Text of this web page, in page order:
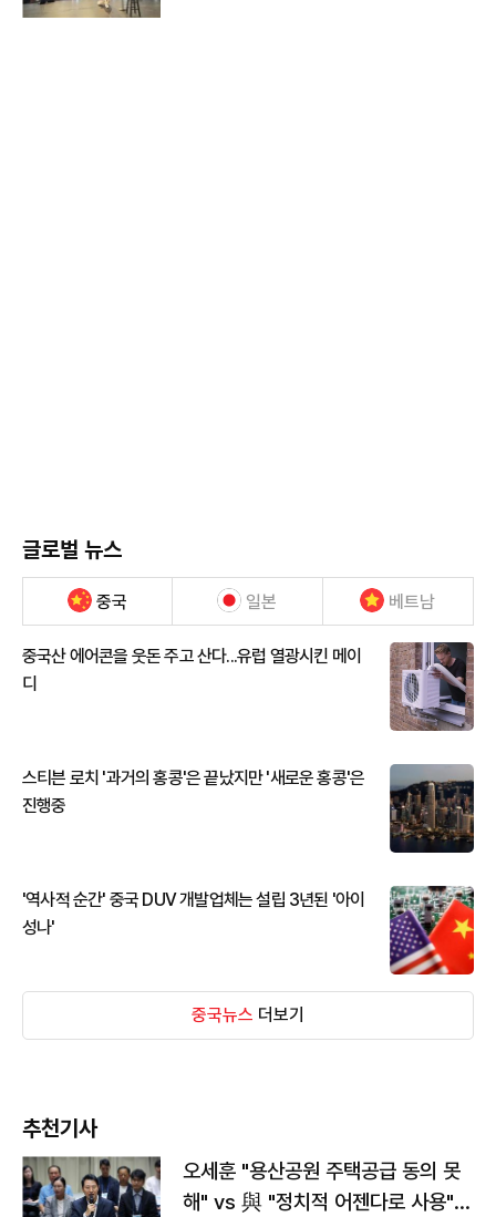
글로벌 뉴스
중국 일본 베트남
중국산 에어콘을 웃돈 주고 산다...유럽 열광시킨 메이
디
스티븐 로치 '과거의 홍콩'은 끝났지만 '새로운 홍콩'은
진행중
'역사적 순간' 중국 DUV 개발업체는 설립 3년된 '아이
성나'
중국뉴스 더보기
추천기사
오세훈 "용산공원 주택공급 동의 못
해" vs 與 "정치적 어젠다로 사용"